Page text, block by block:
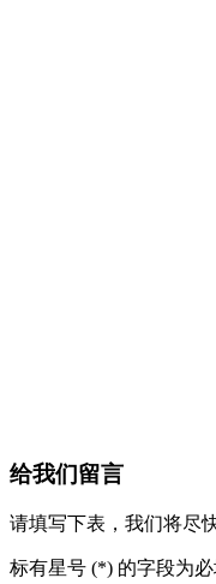
给我们留言
请填写下表，我们将尽
标有星号 (*) 的字段为必